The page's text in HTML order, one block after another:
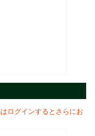
ログインするとさらにお